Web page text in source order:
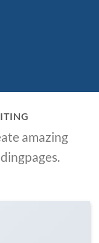
amazing